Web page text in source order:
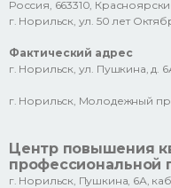
Россия, 663310,
г. Норильск, ул. 50 лет
Фактический адрес
г. Норильск, ул. Пушкина, д.
г. Норильск, Молодежный
Центр повышения
профессиональной
г. Норильск, Пушкина, 6А,